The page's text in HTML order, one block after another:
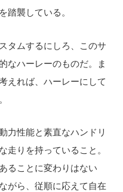
踏襲している。
タムするにしろ、このサ
なハーレーのものだ。ま
えれば、ハーレーにして
力性能と素直なハンドリ
走りを持っていること。
ることに変わりはない
がら、従順に応えて自在